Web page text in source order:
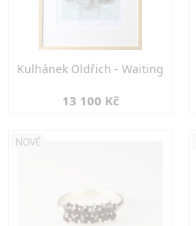
Kulhánek Oldřich - Waiting
13 100 Kč
NOVÉ